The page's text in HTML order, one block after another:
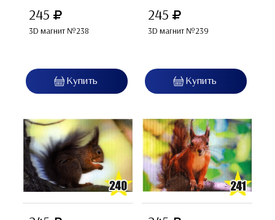
245
3D магнит №238
245
3D магнит №239